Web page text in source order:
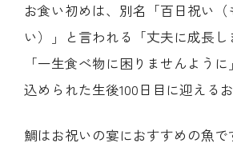
お食い初めは、別名「百日祝い（
い）」と言われる「丈夫に成長し
「一生食べ物に困りませんよう
込められた生後100日目に迎えるお
鯛はお祝いの宴におすすめの魚で